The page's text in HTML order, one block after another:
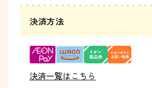
決済方法
決済一覧はこちら